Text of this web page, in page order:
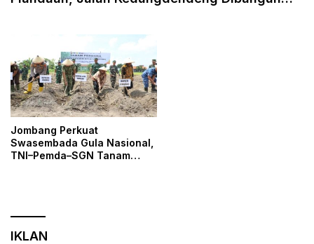
Jombang Perkuat
Swasembada Gula Nasional,
TNI–Pemda–SGN Tanam
IKLAN